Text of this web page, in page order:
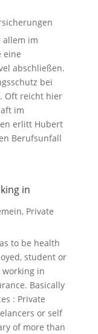
allem im
eine
abschließen.
bei
Oft reicht hier
im
erlitt Hubert
Berufsunfall
in
, Private
to be health
student or
working in
Basically
: Private
or self
of more than